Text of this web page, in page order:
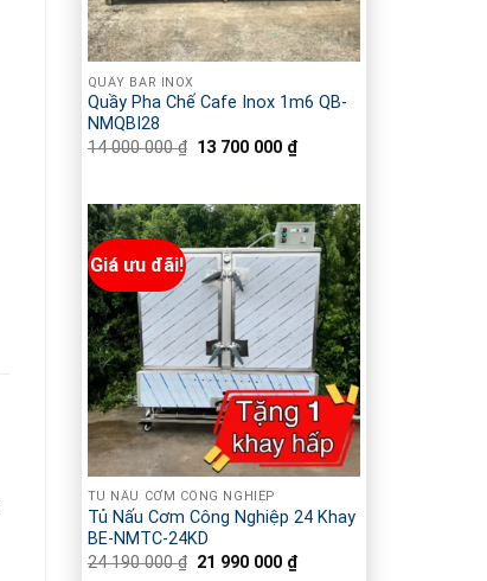
QUẦY BAR INOX
Quầy Pha Chế Cafe Inox 1m6 QB-
NMQBI28
14 000 000₫ Giá
000
000 ₫.
13 700 000 ₫Giá
13
700
000 ₫.
Giá ưu đãi!
TỦ NẤU CƠM CÔNG NGHIỆP
Tủ Nấu Cơm Công Nghiệp 24 Khay
BE-NMTC-24KD
24 190 000₫ Giá
21 990 000 ₫Giá